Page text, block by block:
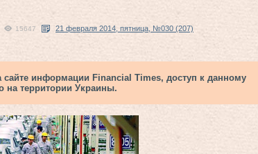
15647 21 февраля 2014, пятница, №030 (207)
информации Financial Times, доступ к данному
на территории Украины.